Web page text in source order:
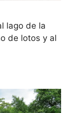
lago de la
de lotos y al